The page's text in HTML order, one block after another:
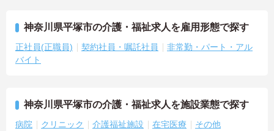
神奈川県平塚市の介護・福祉求人を雇用形態で探す
正社員(正職員) 契約社員・嘱託社員
非常勤・パート・アル
バイト
神奈川県平塚市の介護・福祉求人を施設業態で探す
病院 クリニック 介護福祉施設 在宅医療 その他